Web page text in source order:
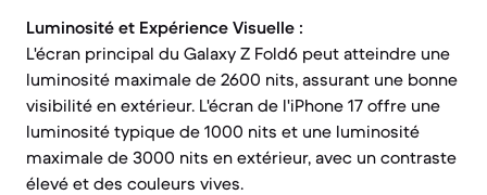
Luminosité et Expérience Visuelle :
L'écran principal du Galaxy Z Fold6 peut atteindre une
luminosité maximale de 2600 nits, assurant une bonne
visibilité en extérieur. L'écran de l'iPhone 17 offre une
luminosité typique de 1000 nits et une luminosité
maximale de 3000 nits en extérieur, avec un contraste
élevé et des couleurs vives.